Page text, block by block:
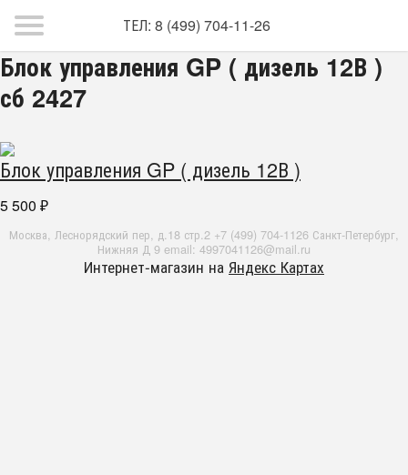
ТЕЛ: 8 (499) 704-11-26
Блок управления GP ( дизель 12В )
сб 2427
Блок управления GP ( дизель 12В )
5 500 ₽
Москва, Леснорядский пер, д.18 стр.2 +7 (499) 704-1126 Санкт-Петербург,
Нижняя Д 9 email: 4997041126@mail.ru
Интернет-магазин на Яндекс Картах